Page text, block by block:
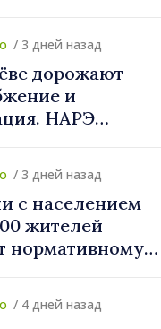
примэриям,
/ 3 дней назад
дорожают
и
НАРЭ
/ 3 дней назад
с населением
жителей
нормативному
нужно
этой осенью»
/ 4 дней назад